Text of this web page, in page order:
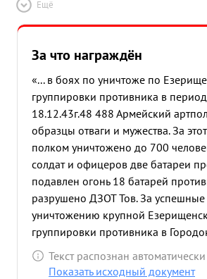
Ещё
За что награждён
«... в боях по уничтоже по
группировки противника в
18.12.43г.48 488 Армейский
образцы отваги и мужества. За
полком уничтожено до 700
солдат и офицеров две батареи
подавлен огонь 18 батарей
разрушено ДЗОТ Тов. За успешные
уничтожению крупной
группировки противника в
операции приказом НКО СССР 488
Артиллерийскому полку
Текст распознан автоматически
Показать исходный документ